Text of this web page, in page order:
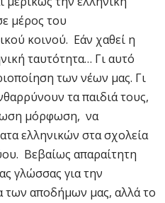
μέρος του
κοινού. Εάν χαθεί η
ταυτότητα… Γι αυτό
των νέων μας. Γι
τα παιδιά τους,
μόρφωση, να
ελληνικών στα σχολεία
Βεβαίως απαραίτητη
γλώσσας για την
των αποδήμων μας, αλλά το